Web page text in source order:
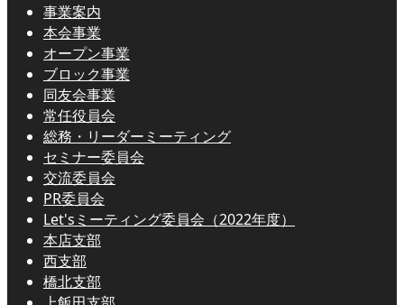
事業案内
本会事業
オープン事業
ブロック事業
同友会事業
常任役員会
総務・リーダーミーティング
セミナー委員会
交流委員会
PR委員会
Let'sミーティング委員会（2022年度）
本店支部
西支部
橋北支部